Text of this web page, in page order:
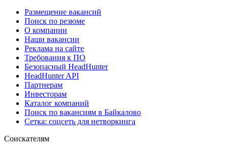
Размещение вакансий
Поиск по резюме
О компании
Наши вакансии
Реклама на сайте
Требования к ПО
Безопасный HeadHunter
HeadHunter API
Партнерам
Инвесторам
Каталог компаний
Поиск по вакансиям в Байкалово
Сетка: соцсеть для нетворкинга
Соискателям